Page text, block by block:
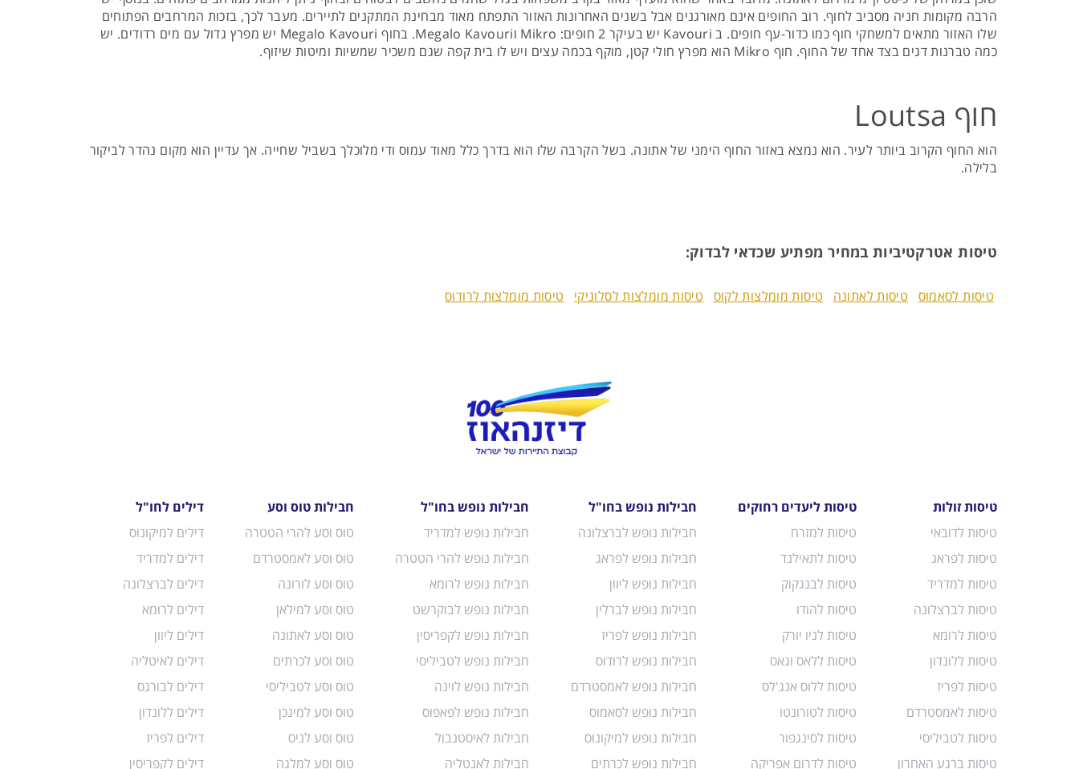
הרבה מקומות חניה מסביב לחוף. רוב החופים אינם מאורגנים אבל בשנים האחרונות האזור התפתח מאוד מבחינת המתקנים לתיירים. מעבר לכך, בזכות המרחבים הפתוחים
שלו האזור מתאים למשחקי חוף כמו כדור-עף חופים. ב Kavouri יש בעיקר 2 חופים: Mikro וMegalo Kavouri. בחוף Megalo Kavouri יש מפרץ גדול עם מים רדודים. יש
כמה טברנות דגים בצד אחד של החוף. חוף Mikro הוא מפרץ חולי קטן, מוקף בכמה עצים ויש לו בית קפה שגם משכיר שמשיות ומיטות שיזוף.
חוף Loutsa
הוא החוף הקרוב ביותר לעיר. הוא נמצא באזור החוף הימני של אתונה. בשל הקרבה שלו הוא בדרך כלל מאוד עמוס ודי מלוכלך בשביל שחייה. אך עדיין הוא מקום נהדר לביקור
בלילה.
טיסות אטרקטיביות במחיר מפתיע שכדאי לבדוק:
טיסות לסאמוס טיסות לאתונה טיסות מומלצות לקוס טיסות מומלצות לסלוניקי טיסות מומלצות לרודוס
טיסות זולות
טיסות לדובאי
טיסות לפראג
טיסות למדריד
טיסות לברצלונה
טיסות לרומא
טיסות ללונדון
טיסות לפריז
טיסות לאמסטרדם
טיסות לטביליסי
טיסות ברגע האחרון
טיסות ליעדים רחוקים
טיסות למזרח
טיסות לתאילנד
טיסות לבנגקוק
טיסות להודו
טיסות לניו יורק
טיסות ללאס וגאס
טיסות ללוס אנג'לס
טיסות לטורונטו
טיסות לסינגפור
טיסות לדרום אפריקה
חבילות נופש בחו"ל
חבילות נופש לברצלונה
חבילות נופש לפראג
חבילות נופש ליוון
חבילות נופש לברלין
חבילות נופש לפריז
חבילות נופש לרודוס
חבילות נופש לאמסטרדם
חבילות נופש לסאמוס
חבילות נופש למיקונוס
חבילות נופש לכרתים
חבילות נופש בחו"ל
חבילות נופש למדריד
חבילות נופש להרי הטטרה
חבילות נופש לרומא
חבילות נופש לבוקרשט
חבילות נופש לקפריסין
חבילות נופש לטביליסי
חבילות נופש לוינה
חבילות נופש לפאפוס
חבילות לאיסטנבול
חבילות לאנטליה
חבילות טוס וסע
טוס וסע להרי הטטרה
טוס וסע לאמסטרדם
טוס וסע לורונה
טוס וסע למילאן
טוס וסע לאתונה
טוס וסע לכרתים
טוס וסע לטביליסי
טוס וסע למינכן
טוס וסע לניס
טוס וסע למלגה
דילים לחו"ל
דילים למיקונוס
דילים למדריד
דילים לברצלונה
דילים לרומא
דילים ליוון
דילים לאיטליה
דילים לבורגס
דילים ללונדון
דילים לפריז
דילים לקפריסין